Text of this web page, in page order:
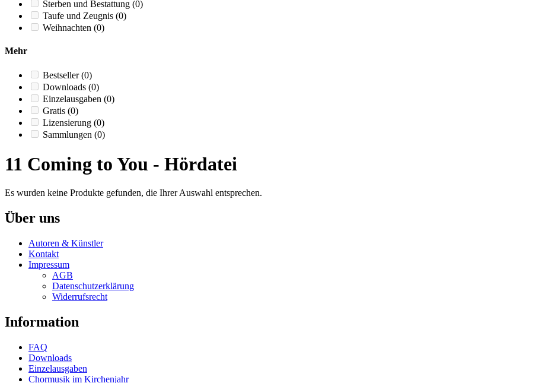
Sterben und Bestattung (0)
Taufe und Zeugnis (0)
Weihnachten (0)
Mehr
Bestseller(0)
Downloads (0)
Einzelausgaben (0)
Gratis (0)
Lizensierung (0)
Sammlungen (0)
11 Coming to You - Hördatei
Es wurden keine Produkte gefunden, die Ihrer Auswahl entsprechen.
Über uns
Autoren & Künstler
Kontakt
Impressum
AGB
Datenschutzerklärung
Widerrufsrecht
Information
FAQ
Downloads
Einzelausgaben
Chormusik im Kirchenjahr